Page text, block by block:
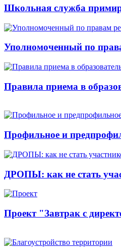
Школьная служба
Уполномоченный по
Правила приема в
Профильное и
ДРОПЫ: как не стать
Проект "Завтрак с